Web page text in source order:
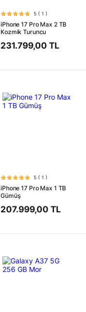
5 ( 1 )
iPhone 17 Pro Max 2 TB
Kozmik Turuncu
231.799,00 TL
5 ( 1 )
iPhone 17 Pro Max 1 TB
Gümüş
207.999,00 TL